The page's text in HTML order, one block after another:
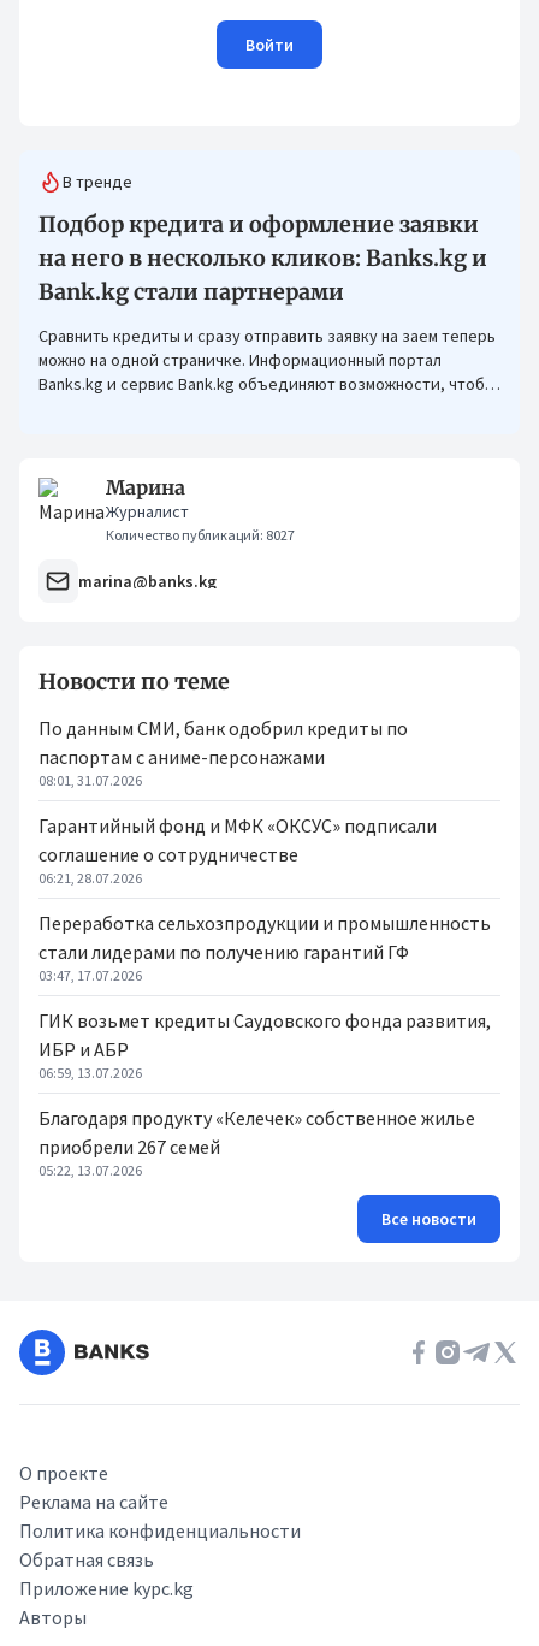
Войти
В тренде
Подбор кредита и оформление заявки
на него в несколько кликов: Banks.kg и
Bank.kg стали партнерами
Сравнить кредиты и сразу отправить заявку на заем теперь
можно на одной страничке. Информационный портал
Banks.kg и сервис Bank.kg объединяют возможности, чтобы
Марина
Журналист
Количество публикаций: 8027
marina@banks.kg
Новости по теме
По данным СМИ, банк одобрил кредиты по
паспортам с аниме-персонажами
08:01, 31.07.2026
Гарантийный фонд и МФК «ОКСУС» подписали
соглашение о сотрудничестве
06:21, 28.07.2026
Переработка сельхозпродукции и промышленность
стали лидерами по получению гарантий ГФ
03:47, 17.07.2026
ГИК возьмет кредиты Саудовского фонда развития,
ИБР и АБР
06:59, 13.07.2026
Благодаря продукту «Келечек» собственное жилье
приобрели 267 семей
05:22, 13.07.2026
Все новости
О проекте
Реклама на сайте
Политика конфиденциальности
Обратная связь
Приложение kypc.kg
Авторы